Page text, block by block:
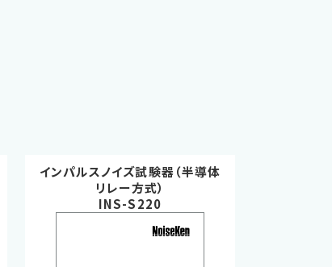
インパルスノイズ試験器（半導体
リレー方式）
INS-S220